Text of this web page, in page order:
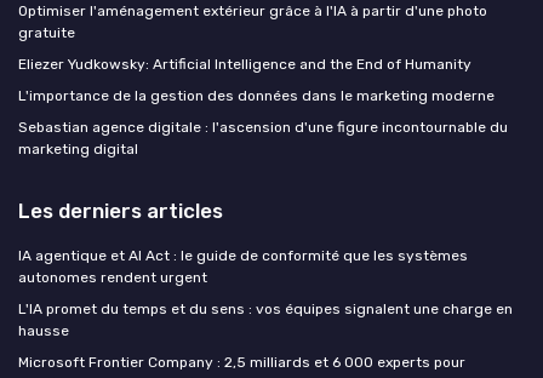
Optimiser l'aménagement extérieur grâce à l'IA à partir d'une photo
gratuite
Eliezer Yudkowsky: Artificial Intelligence and the End of Humanity
L'importance de la gestion des données dans le marketing moderne
Sebastian agence digitale : l'ascension d'une figure incontournable du
marketing digital
Les derniers articles
IA agentique et AI Act : le guide de conformité que les systèmes
autonomes rendent urgent
L'IA promet du temps et du sens : vos équipes signalent une charge en
hausse
Microsoft Frontier Company : 2,5 milliards et 6 000 experts pour